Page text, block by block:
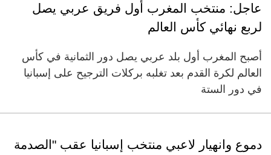
عاجل: منتخب المغرب أول فريق عربي يصل
لربع نهائي كأس العالم
أصبح المغرب أول بلد عربي يصل دور الثمانية في كأس
العالم لكرة القدم بعد تغلبه بركلات الترجيح على إسبانيا
في دور الستة
دموع وانهيار لاعبي منتخب إسبانيا عقب "الصدمة